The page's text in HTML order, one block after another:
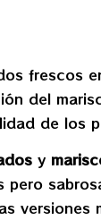
frescos
del
de los
y
pero